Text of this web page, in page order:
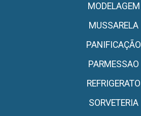
MODELAGEM
MUSSARELA
PANIFICAÇÃO
PARMESSAO
REFRIGERATO
SORVETERIA